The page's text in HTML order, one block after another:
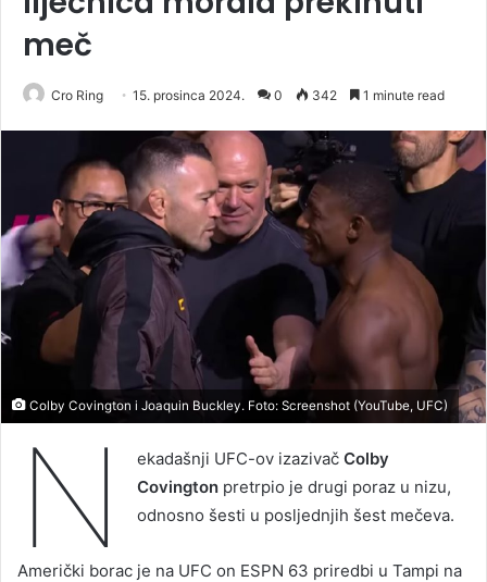
meč
Cro Ring 15. prosinca 2024. 0 342 1 minute read
Colby Covington i Joaquin Buckley. Foto: Screenshot (YouTube, UFC)
N ekadašnji UFC-ov izazivač Colby
Covingtonpretrpio je drugi poraz u nizu,
odnosno šesti u posljednjih šest mečeva.
Američki borac je na UFC on ESPN 63 priredbi u Tampi na